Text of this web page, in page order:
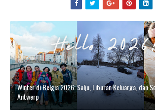
Winter di Belgia 2026: Salju, Liburan Keluarga, dan
Antwerp